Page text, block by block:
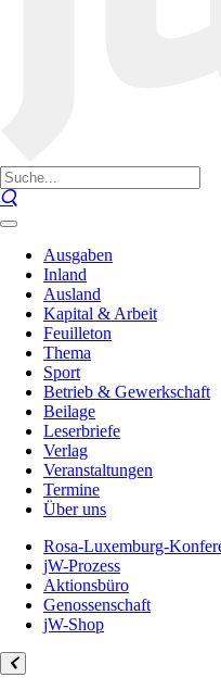
Ausgaben
Inland
Ausland
Kapital & Arbeit
Feuilleton
Thema
Sport
Betrieb & Gewerkschaft
Beilage
Leserbriefe
Verlag
Veranstaltungen
Termine
Über uns
Rosa-Luxemburg-
jW-Prozess
Aktionsbüro
Genossenschaft
jW-Shop